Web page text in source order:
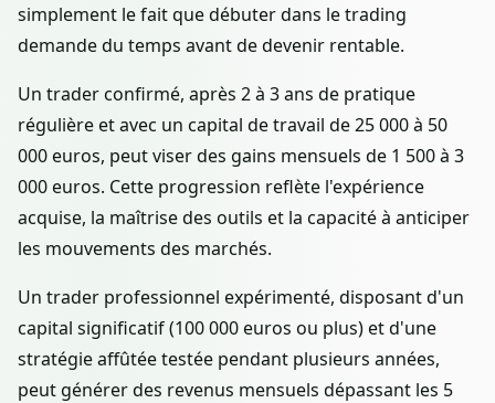
simplement le fait que débuter dans le trading
demande du temps avant de devenir rentable.
Un trader confirmé, après 2 à 3 ans de pratique
régulière et avec un capital de travail de 25 000 à 50
000 euros, peut viser des gains mensuels de 1 500 à 3
000 euros. Cette progression reflète l'expérience
acquise, la maîtrise des outils et la capacité à anticiper
les mouvements des marchés.
Un trader professionnel expérimenté, disposant d'un
capital significatif (100 000 euros ou plus) et d'une
stratégie affûtée testée pendant plusieurs années,
peut générer des revenus mensuels dépassant les 5